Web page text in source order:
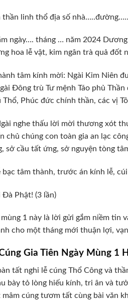
thần linh thổ địa số
ngày…. tháng … năm 2024
hoa lễ vật, kim ngân trà quả đốt
tâm kính mời: Ngài Kim Niên
Đông trù Tư mệnh Táo phủ
Thổ, Phúc đức chính thần, các vị
nghe thấu lời mời thương xót
chủ chúng con toàn gia an lạc
sở cầu tất ứng, sở nguyện tòng
bạc tâm thành, trước án kính lễ,
Đà Phật! (3 lần)
mùng 1 này là lời gửi gắm niềm tin
cho một tháng mới thuận lợi,
Gia Tiên Ngày Mùng 1
tất nghi lễ cúng Thổ Công và
bày tỏ lòng hiếu kính, tri ân và
cúng tươm tất cùng bài văn